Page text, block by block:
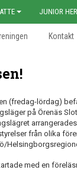
JUNIOR
Kontakt
(fredag-lördag)
på Örenäs
från olika
med en